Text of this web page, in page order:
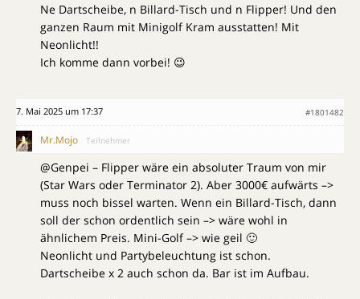
Ne Dartscheibe, n Billard-Tisch und n Flipper! Und den
ganzen Raum mit Minigolf Kram ausstatten! Mit
Neonlicht!!
Ich komme dann vorbei! 😉
7. Mai 2025 um 17:37 #1801482
Mr.Mojo Teilnehmer
@Genpei – Flipper wäre ein absoluter Traum von mir
(Star Wars oder Terminator 2). Aber 3000€ aufwärts –>
muss noch bissel warten. Wenn ein Billard-Tisch, dann
soll der schon ordentlich sein –> wäre wohl in
ähnlichem Preis. Mini-Golf –> wie geil 🙂
Neonlicht und Partybeleuchtung ist schon.
Dartscheibe x 2 auch schon da. Bar ist im Aufbau.